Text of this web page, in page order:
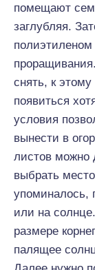
помещают
заглубляя.
снять, к
появиться
условия
вынести в
листов можно
выбрать
упоминалось,
или на
размере
палящее